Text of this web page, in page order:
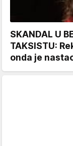
SKANDAL U
TAKSISTU:
onda je